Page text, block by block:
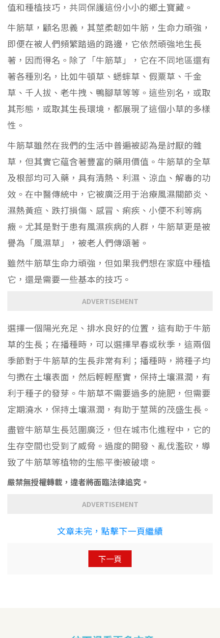
值和種植技巧，共同保護這份小小的鄉土寶藏。
牛筋草，顧名思義，其莖柔韌如牛筋，生命力頑強，
即便在被人們頻繁踏過的路邊，它依然頑強地生長
著，因而得名。除了「牛筋草」，它在不同地區還有
著各種別名，比如牛頓草、蟋蟀草、假粟草、千金
草、千人拔、老牛拽、鴨腳草等等。這些別名，或取
其形態，或取其生長環境，都展現了這個小草的多樣
性。
牛筋草雖然在我們的生活中普遍被認為是討厭的雜
草，但其實它蘊含著豐富的藥用價值。牛筋草的全草
及根部均可入藥，具有清熱、利濕、涼血、解毒的功
效。在中醫傳統中，它被廣泛用于治療風濕關節炎、
濕熱黃疸、跌打損傷、感冒、痢疾、小便不利等病
癥。尤其是對于患有風濕疾病的人群，牛筋草更是被
譽為「風濕草」，被老人們傳頌著。
雖然牛筋草生命力頑強，但如果我們想在家庭中種植
它，還是需要一些基本的技巧。
ADVERTISEMENT
選擇一個陽光充足、排水良好的位置，這有助于牛筋
草的生長；在播種時，可以選擇早春或秋季，這兩個
季節對于牛筋草的生長非常有利；播種時，將種子均
勻撒在土壤表面，然后輕輕壓實，保持土壤濕潤，有
利于種子的發芽。牛筋草不需要過多的施肥，但需要
定期澆水，保持土壤濕潤，有助于莖葉的茂盛生長。
盡管牛筋草生長范圍廣泛，但在城市化進程中，它的
生存空間也受到了威脅。過度的開發、亂伐濫砍，導
致了牛筋草等植物的生態平衡被破壞。
嚴禁無授權轉載，違者將面臨法律追究。
ADVERTISEMENT
文章未完，點擊下一頁繼續
下一頁